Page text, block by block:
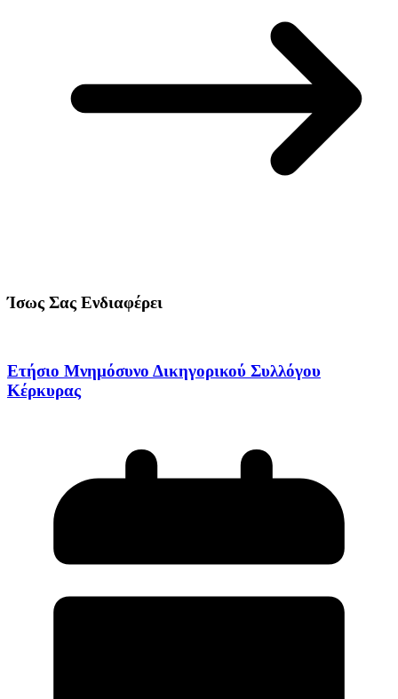
Ίσως Σας Ενδιαφέρει
Ετήσιο Μνημόσυνο Δικηγορικού Συλλόγου
Κέρκυρας